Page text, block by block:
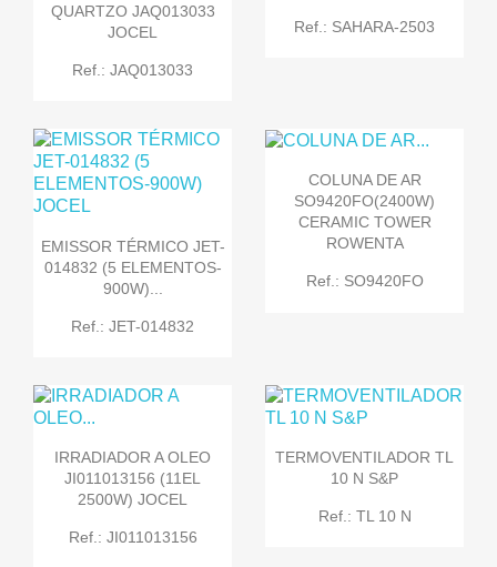
QUARTZO JAQ013033
JOCEL
Ref.: JAQ013033
Ref.: SAHARA-2503
EMISSOR TÉRMICO JET-
014832 (5 ELEMENTOS-
900W)...
Ref.: JET-014832
COLUNA DE AR
SO9420FO(2400W)
CERAMIC TOWER
ROWENTA
Ref.: SO9420FO
IRRADIADOR A OLEO
JI011013156 (11EL
2500W) JOCEL
Ref.: JI011013156
TERMOVENTILADOR TL
10 N S&P
Ref.: TL 10 N